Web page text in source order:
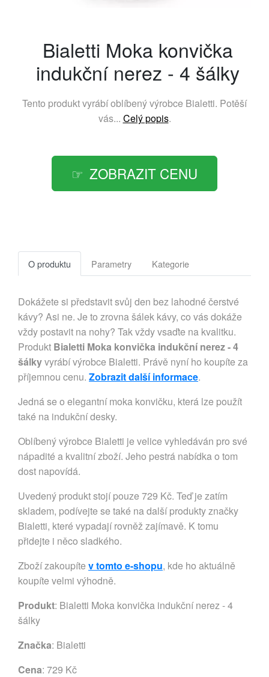
Bialetti Moka konvička
indukční nerez - 4 šálky
Tento produkt vyrábí oblíbený výrobce Bialetti. Potěší
vás... Celý popis.
ZOBRAZIT CENU
O produktu Parametry Kategorie
Dokážete si představit svůj den bez lahodné čerstvé
kávy? Asi ne. Je to zrovna šálek kávy, co vás dokáže
vždy postavit na nohy? Tak vždy vsaďte na kvalitku.
Produkt Bialetti Moka konvička indukční nerez - 4
šálkyvyrábí výrobce Bialetti. Právě nyní ho koupíte za
příjemnou cenu. Zobrazit další informace.
Jedná se o elegantní moka konvičku, která lze použít
také na indukční desky.
Oblíbený výrobce Bialetti je velice vyhledáván pro své
nápadité a kvalitní zboží. Jeho pestrá nabídka o tom
dost napovídá.
Uvedený produkt stojí pouze 729 Kč. Teď je zatím
skladem, podívejte se také na další produkty značky
Bialetti, které vypadají rovněž zajímavě. K tomu
přidejte i něco sladkého.
Zboží zakoupíte v tomto e-shopu, kde ho aktuálně
koupíte velmi výhodně.
Produkt: Bialetti Moka konvička indukční nerez - 4
šálky
Značka: Bialetti
Cena: 729 Kč